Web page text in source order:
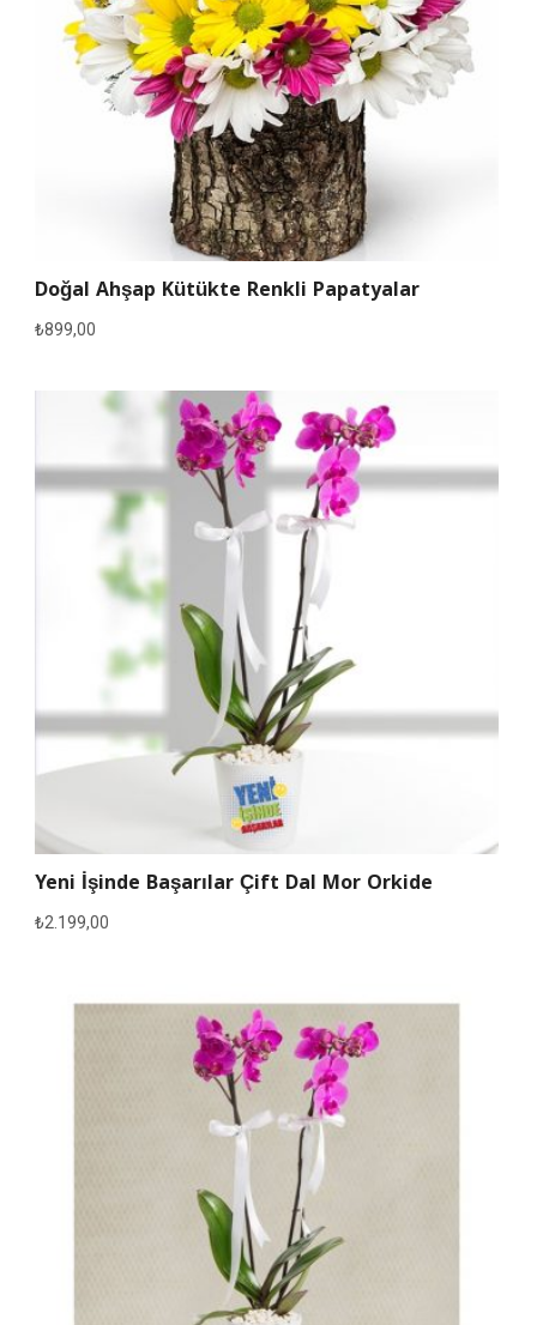
Doğal Ahşap Kütükte Renkli Papatyalar
₺899,00
Yeni İşinde Başarılar Çift Dal Mor Orkide
₺2.199,00